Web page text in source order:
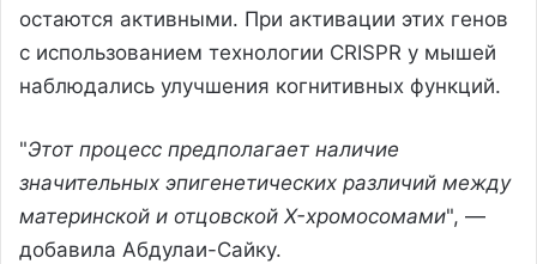
остаются активными. При активации этих генов
с использованием технологии CRISPR у мышей
наблюдались улучшения когнитивных функций.
"Этот процесс предполагает наличие
значительных эпигенетических различий между
материнской и отцовской X-хромосомами", —
добавила Абдулаи-Сайку.